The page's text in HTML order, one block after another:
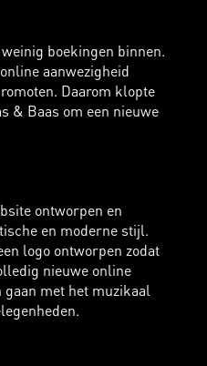
boekingen binnen.
aanwezigheid
Daarom klopte
& Baas om een nieuwe
ontworpen en
en moderne stijl.
logo ontworpen zodat
nieuwe online
met het muzikaal